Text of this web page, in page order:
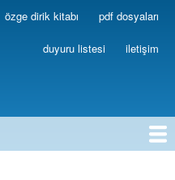
Ana
içeriğe
özge dirik kitabı pdf dosyaları
duyuru listesi iletişim